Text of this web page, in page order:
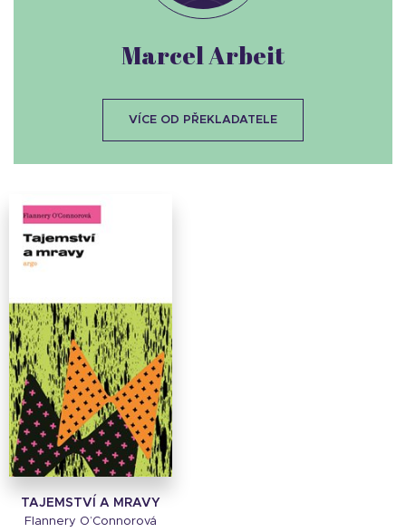
TAJEMSTVÍ A MRAVY
Flannery O’Connorová
Marcel Arbeit
VÍCE OD PŘEKLADATELE